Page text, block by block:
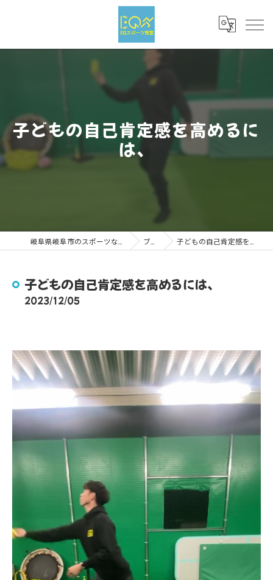
子どもの自己肯定感を高めるに
は、
ブログ 子どもの自己肯定感を高めるには、
子どもの自己肯定感を高めるには、
2023/12/05